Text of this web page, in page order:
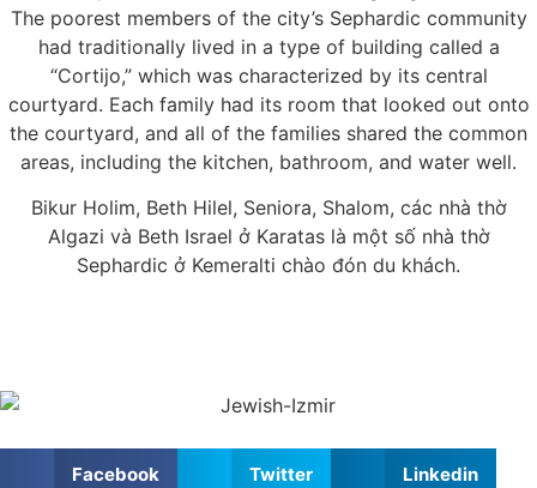
The poorest members of the city’s Sephardic community
had traditionally lived in a type of building called a
“Cortijo,” which was characterized by its central
courtyard. Each family had its room that looked out onto
the courtyard, and all of the families shared the common
areas, including the kitchen, bathroom, and water well.
Bikur Holim, Beth Hilel, Seniora, Shalom, các nhà thờ
Algazi và Beth Israel ở Karatas là một số nhà thờ
Sephardic ở Kemeralti chào đón du khách.
Facebook Twitter Linkedin